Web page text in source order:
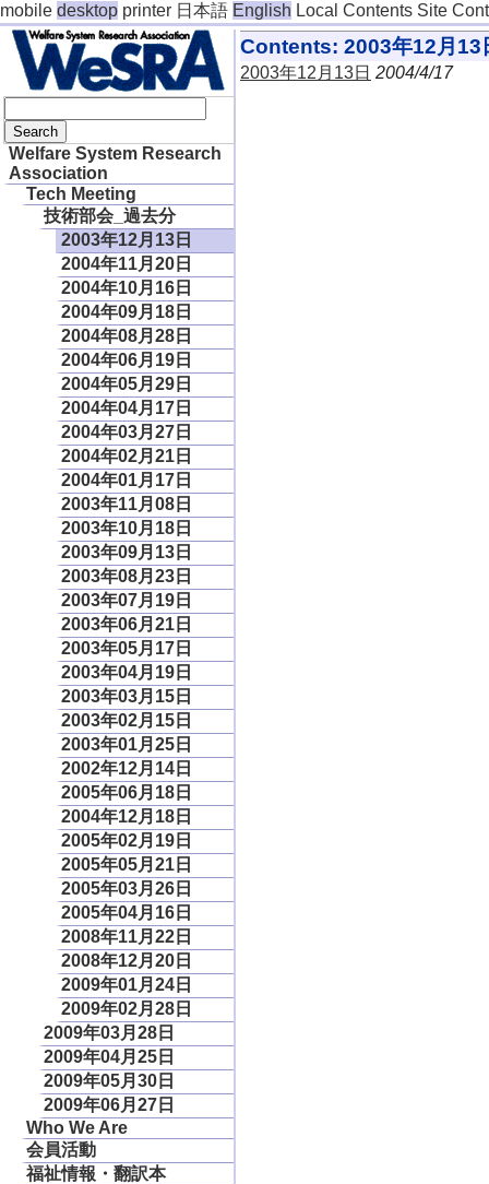
mobile desktop printer 日本語 English Local Contents Site
Welfare System Research
Association
Tech Meeting
技術部会_過去分
2003年12月13日
2004年11月20日
2004年10月16日
2004年09月18日
2004年08月28日
2004年06月19日
2004年05月29日
2004年04月17日
2004年03月27日
2004年02月21日
2004年01月17日
2003年11月08日
2003年10月18日
2003年09月13日
2003年08月23日
2003年07月19日
2003年06月21日
2003年05月17日
2003年04月19日
2003年03月15日
2003年02月15日
2003年01月25日
2002年12月14日
2005年06月18日
2004年12月18日
2005年02月19日
2005年05月21日
2005年03月26日
2005年04月16日
2008年11月22日
2008年12月20日
2009年01月24日
2009年02月28日
2009年03月28日
2009年04月25日
2009年05月30日
2009年06月27日
Who We Are
会員活動
福祉情報・翻訳本
Contents: 2003年12月13
2003年12月13日 2004/4/17